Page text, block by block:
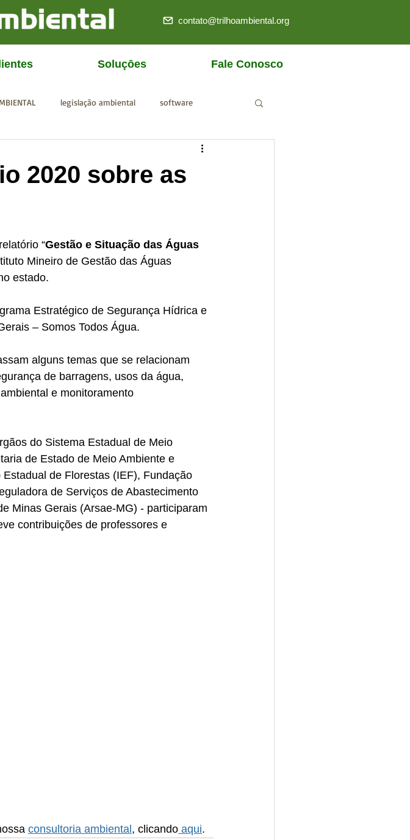
contato@trilhoambiental.org
Soluçōes Fale Conosco
legislação ambiental software
2020 sobre as
“Gestão e Situação das Águas
Mineiro de Gestão das Águas
estado.
Estratégico de Segurança Hídrica e
– Somos Todos Água.
alguns temas que se relacionam
de barragens, usos da água,
e monitoramento
do Sistema Estadual de Meio
de Estado de Meio Ambiente e
de Florestas (IEF), Fundação
de Serviços de Abastecimento
Minas Gerais (Arsae-MG) - participaram
contribuições de professores e
consultoria ambiental, clicando aqui.